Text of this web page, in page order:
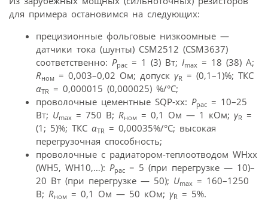
для примера остановимся на следующих:
прецизионные фольговые низкоомные —
датчики тока (шунты) СSM2512 (СSM3637)
соответственно: Pрас = 1 (3) Вт; Imax = 18 (38) A;
Rном = 0,003–0,02 Ом; допуск γR = (0,1–1)%; ТКС
αTR = 0,000015 (0,000025) %/°С;
проволочные цементные SQP-xx: Pрас = 10–25
Вт; Umax = 750 В; Rном = 0,1 Ом — 1 кОм; γR =
(1; 5)%; ТКС αTR = 0,00035%/°С; высокая
перегрузочная способность;
проволочные с радиатором-теплоотводом WHхх
(WH5, WH10,…): Pрас = 5 (при перегрузке — 10)–
20 Вт (при перегрузке — 50); Umax = 160–1250
В; Rном = 0,1 Ом — 50 кОм; γR = 5%.